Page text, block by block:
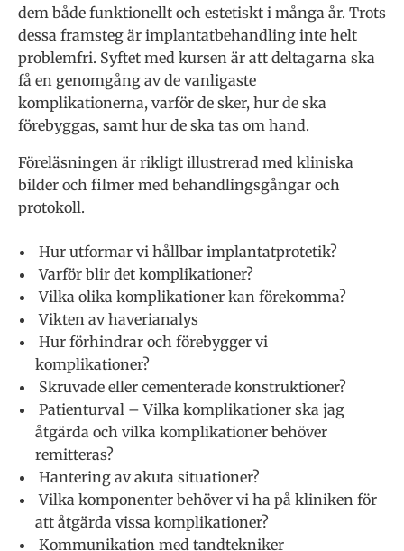
dem både funktionellt och estetiskt i många år. Trots
dessa framsteg är implantatbehandling inte helt
problemfri. Syftet med kursen är att deltagarna ska
få en genomgång av de vanligaste
komplikationerna, varför de sker, hur de ska
förebyggas, samt hur de ska tas om hand.
Föreläsningen är rikligt illustrerad med kliniska
bilder och filmer med behandlingsgångar och
protokoll.
Hur utformar vi hållbar implantatprotetik?
Varför blir det komplikationer?
Vilka olika komplikationer kan förekomma?
Vikten av haverianalys
Hur förhindrar och förebygger vi
komplikationer?
Skruvade eller cementerade konstruktioner?
Patienturval – Vilka komplikationer ska jag
åtgärda och vilka komplikationer behöver
remitteras?
Hantering av akuta situationer?
Vilka komponenter behöver vi ha på kliniken för
att åtgärda vissa komplikationer?
Kommunikation med tandtekniker